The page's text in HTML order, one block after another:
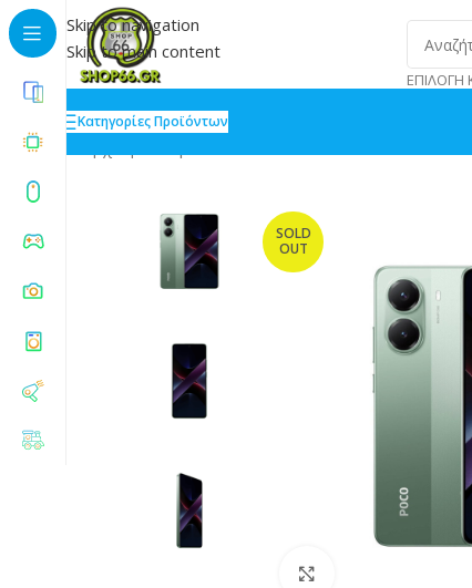
Skip to navigation
Skip to main content
ΕΠΙΛΟΓΉ
Κατηγορίες Προϊόντων
SOLD
OUT